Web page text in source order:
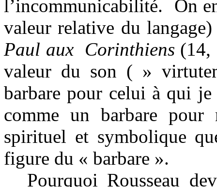
l’incommunicabilité.
On
valeur relative du
Paul aux Corinthiens (14,
valeur du son ( »
barbare pour celui à qui
comme un barbare
spirituel et symbolique
figure du « barbare ».
Pourquoi Rousseau